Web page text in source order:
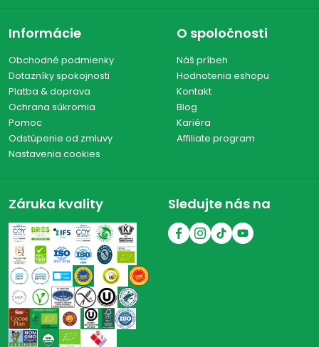
Informácie
Obchodné podmienky
Dotazníky spokojnosti
Platba & doprava
Ochrana súkromia
Pomoc
Odstúpenie od zmluvy
Nastavenia cookies
O spoločnosti
Náš príbeh
Hodnotenia eshopu
Kontakt
Blog
Kariéra
Affiliate program
Záruka kvality Sledujte nás na